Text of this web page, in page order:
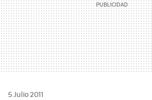
5 Julio 2011